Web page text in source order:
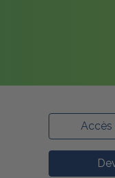
Accès